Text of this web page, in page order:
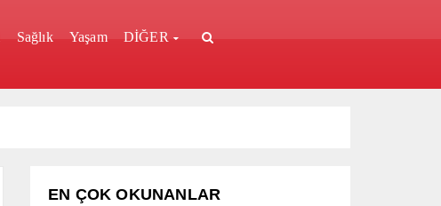
Sağlık Yaşam DİĞER
EN ÇOK OKUNANLAR